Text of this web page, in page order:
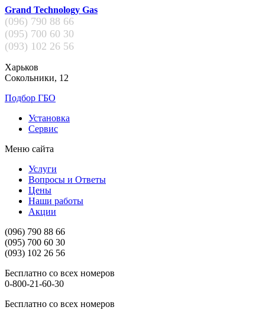
Grand Technology Gas
(096) 790 88 66
(095) 700 60 30
(093) 102 26 56
Харьков
Сокольники, 12
Подбор ГБО
Установка
Сервис
Меню сайта
Услуги
Вопросы и Ответы
Цены
Наши работы
Акции
(096) 790 88 66
(095) 700 60 30
(093) 102 26 56
Бесплатно со всех номеров
0-800-21-60-30
Бесплатно со всех номеров